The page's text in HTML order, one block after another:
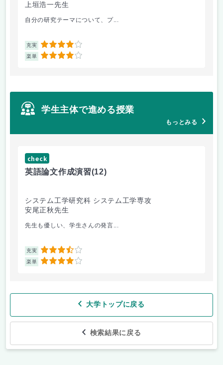
上垣浩一先生
自分の研究テーマについて、プ...
充実 4
楽単 4
学生主体で進める授業
もっとみる
check
英語論文作成演習(12)
システム工学研究科 システム工学専攻
安尾正秋先生
先生も優しい、学生さんの発言...
充実 3.5
楽単 4
大学トップに戻る
検索結果に戻る